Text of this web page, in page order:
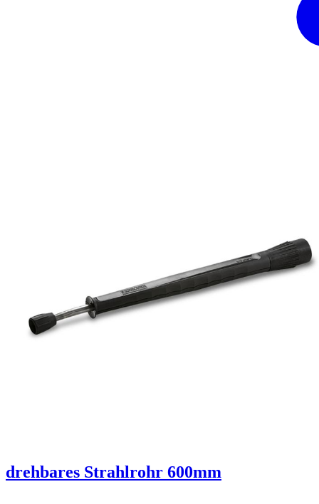
drehbares Strahlrohr 600mm